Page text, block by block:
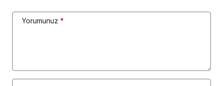
Yorumunuz *